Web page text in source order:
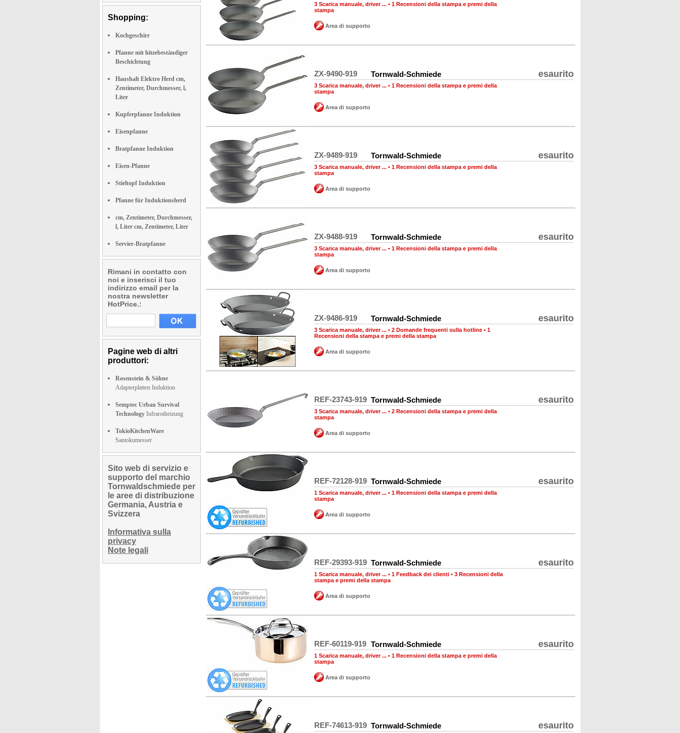
Shopping:
Kochgeschirr
Pfanne mit hitzebeständiger
Beschichtung
Haushalt Elektro Herd cm,
Zentimeter, Durchmesser, l,
Liter
Kupferpfanne Induktion
Eisenpfanne
Bratpfanne Induktion
Eisen-Pfanne
Stieltopf Induktion
Pfanne für Induktionsherd
cm, Zentimeter, Durchmesser,
l, Liter cm, Zentimeter, Liter
Servier-Bratpfanne
Rimani in contatto con
noi e inserisci il tuo
indirizzo email per la
nostra newsletter
HotPrice.:
Pagine web di altri
produttori:
Rosenstein & Söhne
Adapterplatten Induktion
Semptec Urban Survival
Technology Infrarotheizung
TokioKitchenWare
Santokumesser
Sito web di servizio e
supporto del marchio
Tornwaldschmiede per
le aree di distribuzione
Germania, Austria e
Svizzera
Informativa sulla
privacy
Note legali
3 Scarica manuale, driver ... • 1 Recensioni della stampa e premi della
stampa
Area di supporto
ZX-9490-919 Tornwald-Schmiede esaurito
3 Scarica manuale, driver ... • 1 Recensioni della stampa e premi della
stampa
Area di supporto
ZX-9489-919 Tornwald-Schmiede esaurito
3 Scarica manuale, driver ... • 1 Recensioni della stampa e premi della
stampa
Area di supporto
ZX-9488-919 Tornwald-Schmiede esaurito
3 Scarica manuale, driver ... • 1 Recensioni della stampa e premi della
stampa
Area di supporto
ZX-9486-919 Tornwald-Schmiede esaurito
3 Scarica manuale, driver ... • 2 Domande frequenti sulla hotline • 1
Recensioni della stampa e premi della stampa
Area di supporto
REF-23743-919 Tornwald-Schmiede esaurito
3 Scarica manuale, driver ... • 2 Recensioni della stampa e premi della
stampa
Area di supporto
REF-72128-919 Tornwald-Schmiede esaurito
1 Scarica manuale, driver ... • 1 Recensioni della stampa e premi della
stampa
Area di supporto
REF-29393-919 Tornwald-Schmiede esaurito
1 Scarica manuale, driver ... • 1 Feedback dei clienti • 3 Recensioni della
stampa e premi della stampa
Area di supporto
REF-60119-919 Tornwald-Schmiede esaurito
1 Scarica manuale, driver ... • 1 Recensioni della stampa e premi della
stampa
Area di supporto
REF-74613-919 Tornwald-Schmiede esaurito